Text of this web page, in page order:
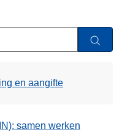
en aangifte
samen werken